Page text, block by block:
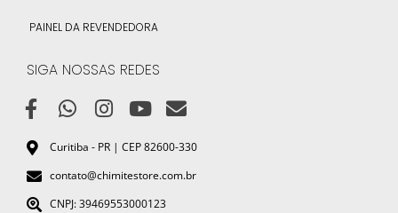
PAINEL DA REVENDEDORA
SIGA NOSSAS REDES
Curitiba - PR | CEP 82600-330
contato@chimitestore.com.br
CNPJ: 39469553000123